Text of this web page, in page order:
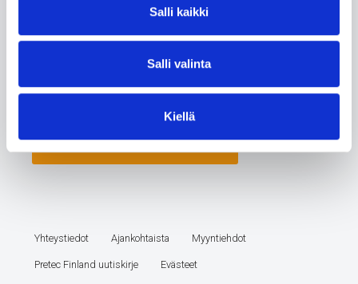
Salli kaikki
Salli valinta
Kiellä
Yhteystiedot Ajankohtaista Myyntiehdot
Pretec Finland uutiskirje Evästeet